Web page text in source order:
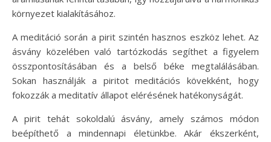
környezet kialakításához.
A meditáció során a pirit szintén hasznos eszköz lehet. Az
ásvány közelében való tartózkodás segíthet a figyelem
összpontosításában és a belső béke megtalálásában.
Sokan használják a piritot meditációs kövekként, hogy
fokozzák a meditatív állapot elérésének hatékonyságát.
A pirit tehát sokoldalú ásvány, amely számos módon
beépíthető a mindennapi életünkbe. Akár ékszerként,